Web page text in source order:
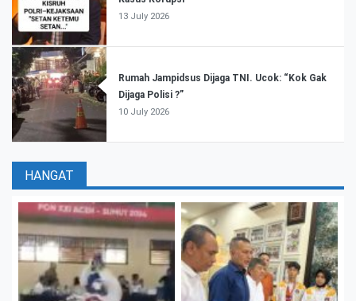
13 July 2026
Rumah Jampidsus Dijaga TNI. Ucok: “Kok Gak
Dijaga Polisi ?”
10 July 2026
HANGAT